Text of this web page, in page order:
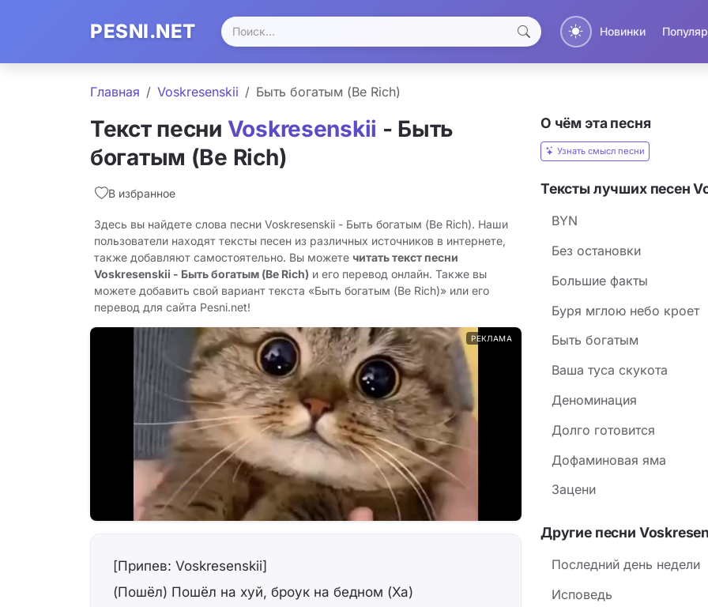
PESNI.NET Новинки
Главная Voskresenskii Быть богатым (Be Rich)
Текст песни Voskresenskii - Быть
богатым (Be Rich)
В избранное
Здесь вы найдете слова песни Voskresenskii - Быть богатым (Be Rich). Наши
пользователи находят тексты песен из различных источников в интернете,
также добавляют самостоятельно. Вы можете читать текст песни
Voskresenskii - Быть богатым (Be Rich) и его перевод онлайн. Также вы
можете добавить свой вариант текста «Быть богатым (Be Rich)» или его
перевод для сайта Pesni.net!
РЕКЛАМА
[Припев: Voskresenskii]
(Пошёл) Пошёл на хуй, броук на бедном (Ха)
О чём эта песня
Узнать смысл песни
Тексты лучших песен
BYN
Без остановки
Большие факты
Буря мглою небо кроет
Быть богатым
Ваша туса скукота
Деноминация
Долго готовится
Дофаминовая яма
Зацени
Другие песни
Последний день недели
Исповедь